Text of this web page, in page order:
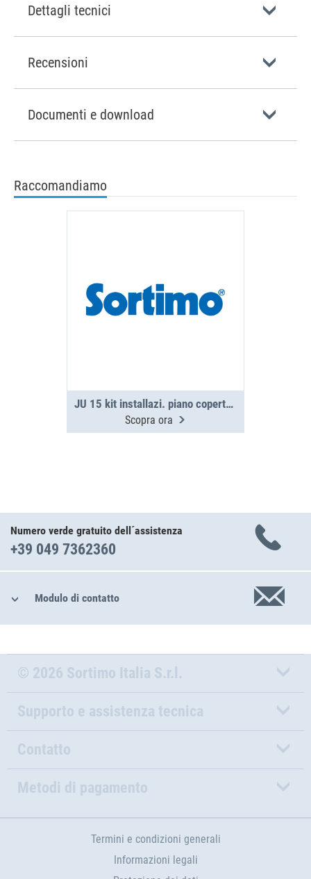
Dettagli tecnici
Recensioni
Documenti e download
Raccomandiamo
JU 15 kit installazi. piano copertura PS
Scopra ora
Numero verde gratuito dell´assistenza
+39 049 7362360
Modulo di contatto
© 2026 Sortimo Italia S.r.l.
Supporto e assistenza tecnica
Contatto
Metodi di pagamento
Termini e condizioni generali
Informazioni legali